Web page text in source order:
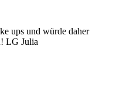
ups und würde daher
LG Julia